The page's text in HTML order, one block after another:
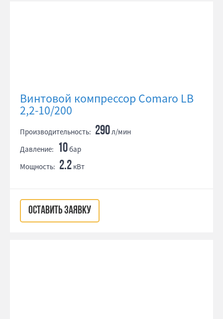
Винтовой компрессор Comaro LB
2,2-10/200
Производительность: 290л/мин
Давление: 10бар
Мощность: 2.2 кВт
ОСТАВИТЬ ЗАЯВКУ